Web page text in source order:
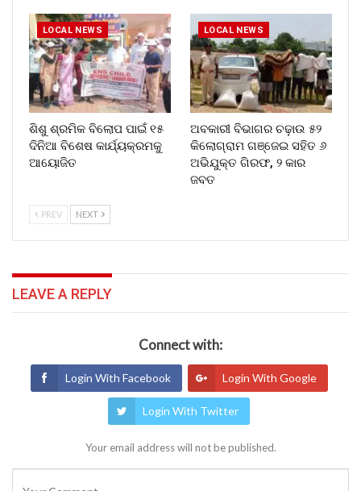
LOCAL NEWS
ଶିଶୁ ଶ୍ରମିକ ବିଲୋପ ପାଇଁ ୧୫
ଦିନିଆ ବିଶେଷ କାର୍ଯ୍ୟକ୍ରମକୁ
ଆୟୋଜିତ
LOCAL NEWS
ଅବକାରୀ ବିଭାଗର ଚଢ଼ାଉ ୫୨
କିଲୋଗ୍ରାମ ଗଞ୍ଜେଇ ସହିତ ୬
ଅଭିଯୁକ୍ତ ଗିରଫ, ୨ କାର
ଜବତ
PREV NEXT
LEAVE A REPLY
Connect with:
Login With Facebook Login With Google
Login With Twitter
Your email address will not be published.